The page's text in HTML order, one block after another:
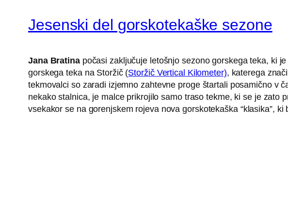
Jesenski del gorskotekaške sezone
Jana Bratina počasi zaključuje letošnjo sezono gorskega teka, ki
gorskega teka na Storžič (Storžič Vertical Kilometer), katerega
tekmovalci so zaradi izjemno zahtevne proge štartali posamično v
nekako stalnica, je malce prikrojilo samo traso tekme, ki se je zato
vsekakor se na gorenjskem rojeva nova gorskotekaška “klasika”, ki